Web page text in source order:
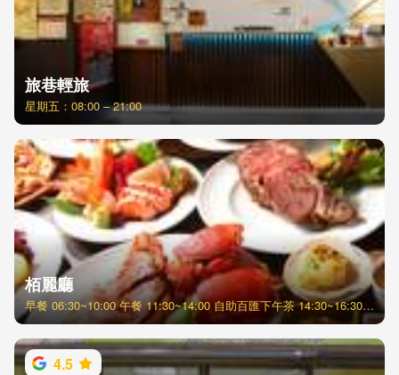
旅巷輕旅
星期五：08:00 – 21:00
栢麗廳
早餐 06:30~10:00 午餐 11:30~14:00 自助百匯下午茶 14:30~16:30 (每週五、六、日) 晚餐 18:00~21:00
4.5